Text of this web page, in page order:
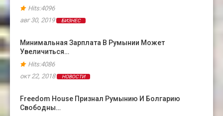
Hits:4096
авг 30, 2019
БИЗНЕС
Минимальная Зарплата В Румынии Может
Увеличиться…
Hits:4086
окт 22, 2018
НОВОСТИ
Freedom House Признал Румынию И Болгарию
Свободны…